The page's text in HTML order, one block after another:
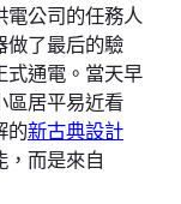
電公司的任務人
做了最后的驗
式通電。當天早
區居平易近看
的新古典設計
，而是來自